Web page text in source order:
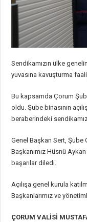
Sendikamızın ülke
yuvasına kavuşturma
Bu kapsamda Çorum
oldu. Şube binasının
beraberindeki
Genel Başkan Sert, Şube
Başkanımız Hüsnü
başarılar diledi.
Açılışa genel kurula
Başkanlarımız ve
ÇORUM VALİSİ